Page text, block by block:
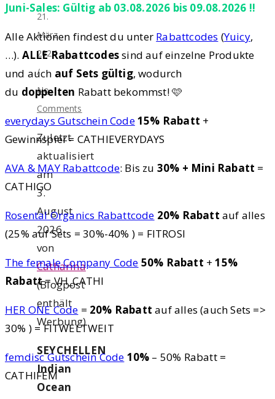
21.
März
2024
/
No
Comments
Zuletzt
aktualisiert
am
3.
August
2026
von
Catharina
(Blogpost
enthält
Werbung)
SEYCHELLEN
Indian
Ocean
Juni-Sales: Gültig ab 03.08.2026 bis 09.08.2026 !!
Alle Aktionen findest du unter Rabattcodes (Yuicy,
…). ALLE Rabattcodessind auf einzelne Produkte
und auch auf Sets gültig, wodurch
du doppelten Rabatt bekommst! 🩷
everydays Gutschein Code15% Rabatt +
Gewinnspiel = CATHIEVERYDAYS
AVA & MAY Rabattcode: Bis zu 30% + Mini Rabatt =
CATHIGO
Rosental Organics Rabattcode 20% Rabatt auf alles
(25% auf Sets = 30%-40% ) = FITROSI
The female Company Code 50% Rabatt +15%
Rabatt= VH_CATHI
HER ONE Code = 20% Rabatt auf alles (auch Sets =>
30% ) = FITWELTWEIT
femdisc Gutschein Code 10% – 50% Rabatt =
CATHIFEM